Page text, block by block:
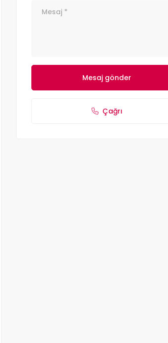
Mesaj gönder
Çağrı